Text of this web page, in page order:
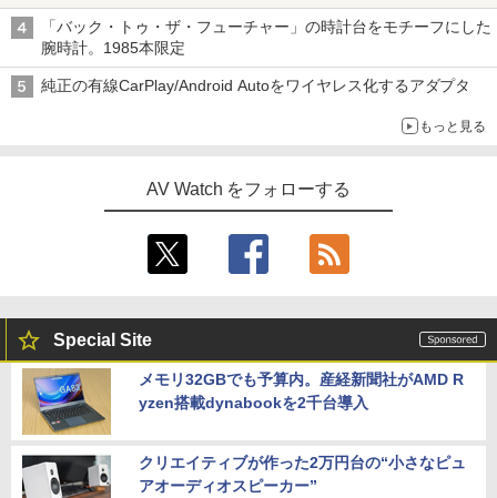
「バック・トゥ・ザ・フューチャー」の時計台をモチーフにした
腕時計。1985本限定
純正の有線CarPlay/Android Autoをワイヤレス化するアダプタ
もっと見る
AV Watch をフォローする
Special Site
メモリ32GBでも予算内。産経新聞社がAMD R
yzen搭載dynabookを2千台導入
クリエイティブが作った2万円台の“小さなピュ
アオーディオスピーカー”